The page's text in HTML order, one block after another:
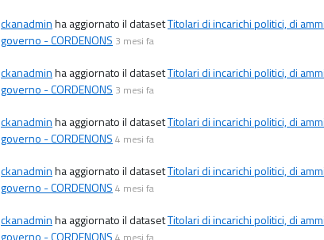
ckanadminha aggiornato il datasetTitolari di incarichi politici, di
governo - CORDENONS 3 mesi fa
ckanadminha aggiornato il datasetTitolari di incarichi politici, di
governo - CORDENONS 3 mesi fa
ckanadminha aggiornato il datasetTitolari di incarichi politici, di
governo - CORDENONS 4 mesi fa
ckanadminha aggiornato il datasetTitolari di incarichi politici, di
governo - CORDENONS 4 mesi fa
ckanadminha aggiornato il datasetTitolari di incarichi politici, di
governo - CORDENONS